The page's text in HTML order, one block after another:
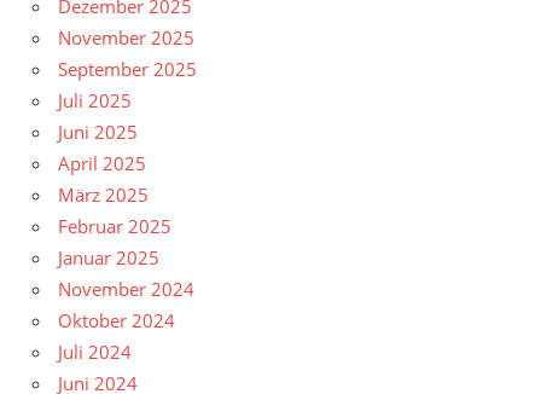
Dezember 2025
November 2025
September 2025
Juli 2025
Juni 2025
April 2025
März 2025
Februar 2025
Januar 2025
November 2024
Oktober 2024
Juli 2024
Juni 2024